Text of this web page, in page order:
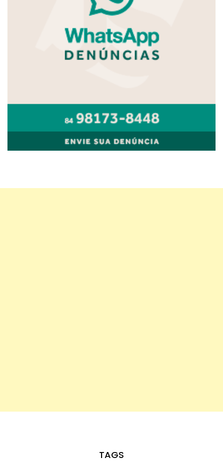
TAGS